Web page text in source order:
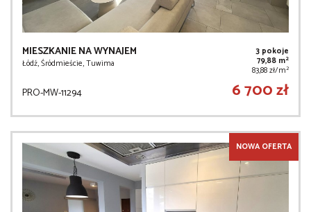
MIESZKANIE NA WYNAJEM
Łódź, Śródmieście, Tuwima
3 pokoje
79,88 m2
83,88 zł/m2
PRO-MW-11294 6 700 zł
NOWA OFERTA